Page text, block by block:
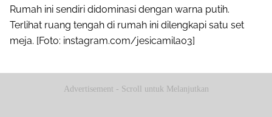
Rumah ini sendiri didominasi dengan warna putih.
Terlihat ruang tengah di rumah ini dilengkapi satu set
meja. [Foto: instagram.com/jesicamila03]
Advertisement - Scroll untuk Melanjutkan